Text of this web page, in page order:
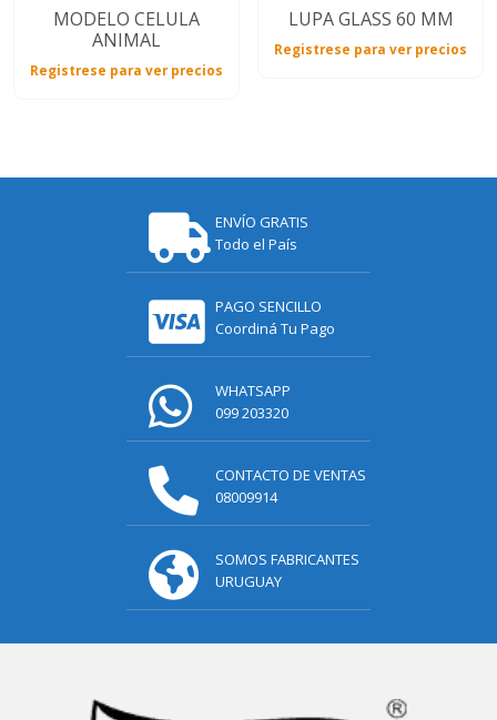
MODELO CELULA
ANIMAL
Registrese para ver precios
LUPA GLASS 60 MM
Registrese para ver precios
ENVÍO GRATIS
Todo el País
PAGO SENCILLO
Coordiná Tu Pago
WHATSAPP
099 203320
CONTACTO DE VENTAS
08009914
SOMOS FABRICANTES
URUGUAY